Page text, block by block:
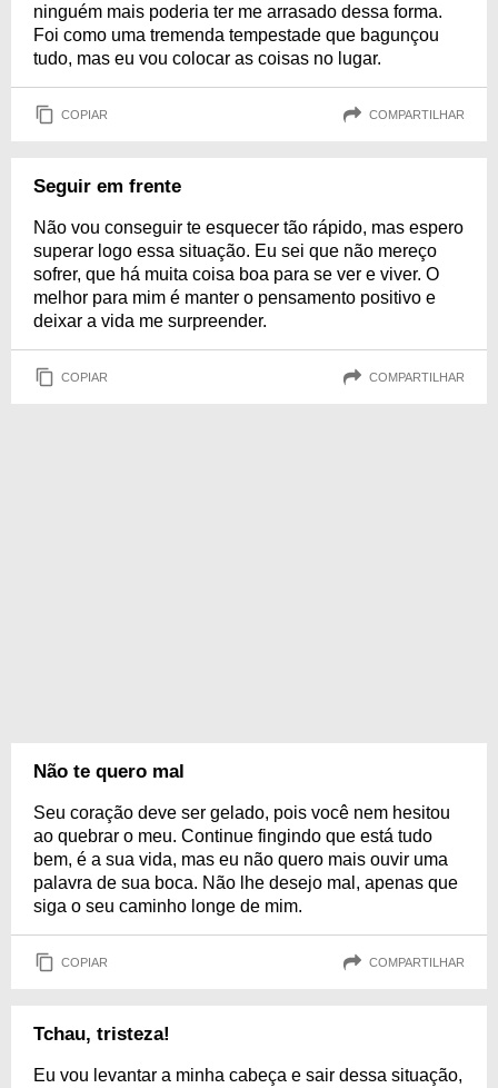
ninguém mais poderia ter me arrasado dessa forma.
Foi como uma tremenda tempestade que bagunçou
tudo, mas eu vou colocar as coisas no lugar.
COPIAR COMPARTILHAR
Seguir em frente
Não vou conseguir te esquecer tão rápido, mas espero
superar logo essa situação. Eu sei que não mereço
sofrer, que há muita coisa boa para se ver e viver. O
melhor para mim é manter o pensamento positivo e
deixar a vida me surpreender.
COPIAR COMPARTILHAR
Não te quero mal
Seu coração deve ser gelado, pois você nem hesitou
ao quebrar o meu. Continue fingindo que está tudo
bem, é a sua vida, mas eu não quero mais ouvir uma
palavra de sua boca. Não lhe desejo mal, apenas que
siga o seu caminho longe de mim.
COPIAR COMPARTILHAR
Tchau, tristeza!
Eu vou levantar a minha cabeça e sair dessa situação,